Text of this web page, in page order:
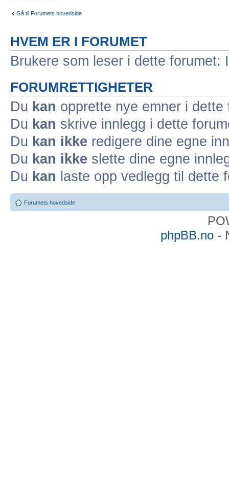
Gå til Forumets hovedside
HVEM ER I FORUMET
Brukere som leser i dette
FORUMRETTIGHETER
Du kan opprette nye emner i dette
Du kan skrive innlegg i dette
Du kan ikke redigere dine egne
Du kan ikke slette dine egne
Du kan laste opp vedlegg til dette
Forumets hovedside
phpBB.no-